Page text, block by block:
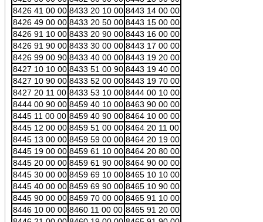
8426 41 00 00 8433 20 10 00 8443 14 00 00
8426 49 00 00 8433 20 50 00 8443 15 00 00
8426 91 10 00 8433 20 90 00 8443 16 00 00
8426 91 90 00 8433 30 00 00 8443 17 00 00
8426 99 00 90 8433 40 00 00 8443 19 20 00
8427 10 10 00 8433 51 00 90 8443 19 40 00
8427 10 90 00 8433 52 00 00 8443 19 70 00
8427 20 11 00 8433 53 10 00 8444 00 10 00
8444 00 90 00 8459 40 10 00 8463 90 00 00
8445 11 00 00 8459 40 90 00 8464 10 00 00
8445 12 00 00 8459 51 00 00 8464 20 11 00
8445 13 00 00 8459 59 00 00 8464 20 19 00
8445 19 00 00 8459 61 10 00 8464 20 80 00
8445 20 00 00 8459 61 90 00 8464 90 00 00
8445 30 00 00 8459 69 10 00 8465 10 10 00
8445 40 00 00 8459 69 90 00 8465 10 90 00
8445 90 00 00 8459 70 00 00 8465 91 10 00
8446 10 00 00 8460 11 00 00 8465 91 20 00